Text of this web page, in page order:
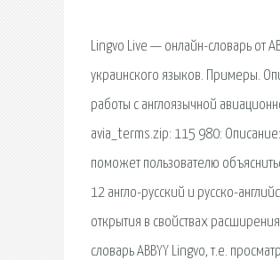
Lingvo Live — онлайн-словарь от
украинского языков. Примеры.
работы с англоязычной
avia_terms.zip: 115 980:
поможет пользователю
12 англо-русский и русско-
открытия в свойствах
словарь ABBYY Lingvo, т.е.